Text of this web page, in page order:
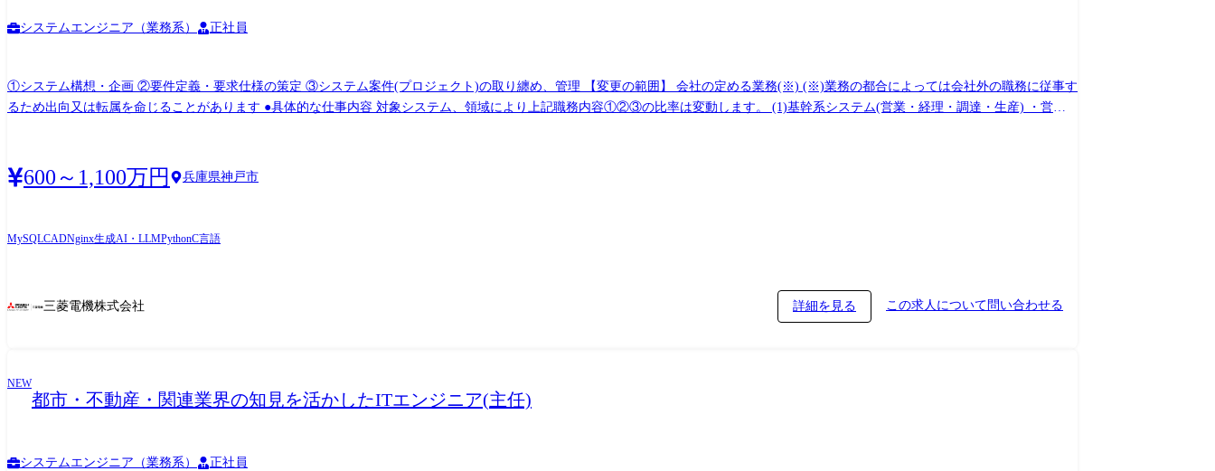
システムエンジニア（業務系） 正社員
①システム構想・企画 ②要件定義・要求仕様の策定 ③システム案件(プロジェクト)の取り纏め、管理 【変更の範囲】 会社の定める業務(※) (※)業務の都合によっては会社外の職務に従事す
るため出向又は転属を命じることがあります ●具体的な仕事内容 対象システム、領域により上記職務内容①②③の比率は変動します。 (1)基幹系システム(営業・経理・調達・生産) ・営業
設計業務や調達業務のスピードアップ/省力化を目指し、CAD図面のデータ活用やPLM構築/改善を中心としたシステム開発を推進。ERPの案件情報との紐づけや、データ一元管理環境を企
画/構築。 ・ソリューション事業向け:S/W製品開発高速化のため、JenkinsやGit等のツール(CI/CD基盤)やクラウド/AI活用について企画・検証し、所内プロジェクトに提供。また、プロジェク
計支援システム ・PLMシステム企画・開発(ECM改革の推進) 複数事業部を横断するPLMシステムの企画・開発です。E-BOMと技術文書管理に関する共通基盤を構築し、設計領域のDXを
務だけでなく、製品企画・構想時の検討、アイディア創出を促進・支援 https://www.mitsubishielectric.co.jp/saiyo/graduates/philosophy/technology/diagram/detail/index.html?id=medigital_10 ●使用
言語、環境、ツール、資格等 上記(1)SAP、CRM(Salesforce)、ABAP、C、Java、Linux、WindowsServer、Oracle、SQLServer、Shell 上記(2)CAD、PLM、Git、Subversion、C、Java、Linux、
600～1,100万円 兵庫県神戸市
MySQLCADNginx生成AI・LLMPythonC言語
三菱電機株式会社 詳細を見る この求人について問い合わせる
NEW
都市・不動産・関連業界の知見を活かしたITエンジニア(主任)
システムエンジニア（業務系） 正社員